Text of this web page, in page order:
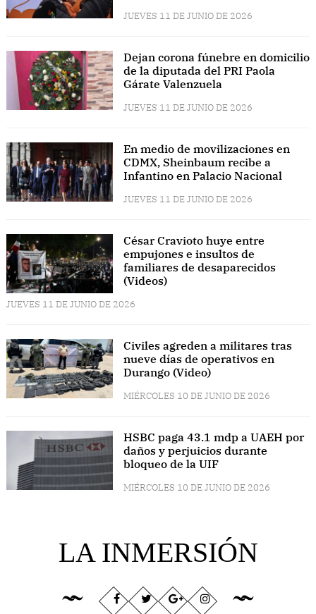
JUEVES 11 DE JUNIO DE 2026
Dejan corona fúnebre en domicilio
de la diputada del PRI Paola
Gárate Valenzuela
JUEVES 11 DE JUNIO DE 2026
En medio de movilizaciones en
CDMX, Sheinbaum recibe a
Infantino en Palacio Nacional
JUEVES 11 DE JUNIO DE 2026
César Cravioto huye entre
empujones e insultos de
familiares de desaparecidos
(Videos)
JUEVES 11 DE JUNIO DE 2026
Civiles agreden a militares tras
nueve días de operativos en
Durango (Video)
MIÉRCOLES 10 DE JUNIO DE 2026
HSBC paga 43.1 mdp a UAEH por
daños y perjuicios durante
bloqueo de la UIF
MIÉRCOLES 10 DE JUNIO DE 2026
LA INMERSIÓN